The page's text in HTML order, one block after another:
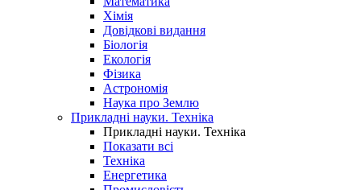
Хімія
Довідкові видання
Біологія
Екологія
Фізика
Астрономія
Наука про Землю
Прикладні науки. Техніка
Прикладні науки. Техніка
Показати всі
Техніка
Енергетика